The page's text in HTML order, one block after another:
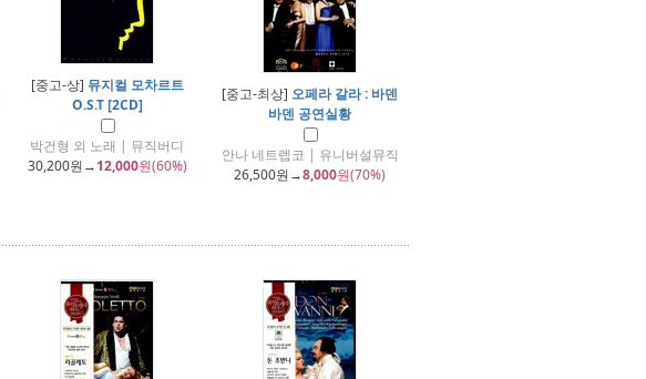
[중고-상] 뮤지컬 모차르트
O.S.T [2CD]
박건형 외 노래 | 뮤직버디
30,200원→12,000원(60%)
[중고-최상] 오페라 갈라 : 바덴
바덴 공연실황
안나 네트렙코 | 유니버설뮤직
26,500원→8,000원(70%)